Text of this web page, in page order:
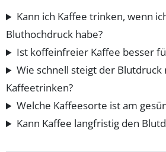
Kann ich Kaffee trinken, wenn
Bluthochdruck habe?
Ist koffeinfreier Kaffee besser
Wie schnell steigt der Blutdruck
Kaffeetrinken?
Welche Kaffeesorte ist am
Kann Kaffee langfristig den